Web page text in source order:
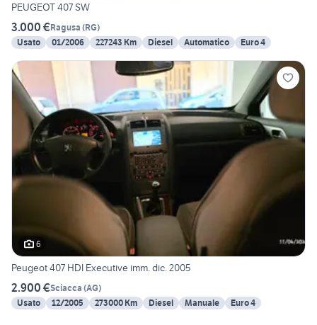
PEUGEOT 407 SW
3.000 €Ragusa (RG)
Usato
01/2006 227243 Km Diesel Automatico Euro 4
6
Peugeot 407 HDI Executive imm. dic. 2005
2.900 €Sciacca (AG)
Usato
12/2005 273000 Km Diesel Manuale Euro 4